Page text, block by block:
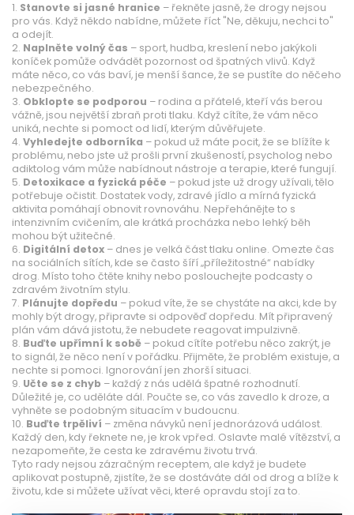
1. Stanovte si jasné hranice – řekněte jasně, že drogy nejsou
pro vás. Když někdo nabídne, můžete říct "Ne, děkuju, nechci to"
a odejít.
2. Naplněte volný čas – sport, hudba, kreslení nebo jakýkoli
koníček pomůže odvádět pozornost od špatných vlivů. Když
máte něco, co vás baví, je menší šance, že se pustíte do něčeho
nebezpečného.
3. Obklopte se podporou – rodina a přátelé, kteří vás berou
vážně, jsou největší zbraň proti tlaku. Když cítíte, že vám něco
uniká, nechte si pomoct od lidí, kterým důvěřujete.
4. Vyhledejte odborníka – pokud už máte pocit, že se blížíte k
problému, nebo jste už prošli první zkušeností, psycholog nebo
adiktolog vám může nabídnout nástroje a terapie, které fungují.
5. Detoxikace a fyzická péče – pokud jste už drogy užívali, tělo
potřebuje očistit. Dostatek vody, zdravé jídlo a mírná fyzická
aktivita pomáhají obnovit rovnováhu. Nepřehánějte to s
intenzivním cvičením, ale krátká procházka nebo lehký běh
mohou být užitečné.
6. Digitální detox – dnes je velká část tlaku online. Omezte čas
na sociálních sítích, kde se často šíří „příležitostné“ nabídky
drog. Místo toho čtěte knihy nebo poslouchejte podcasty o
zdravém životním stylu.
7. Plánujte dopředu – pokud víte, že se chystáte na akci, kde by
mohly být drogy, připravte si odpověď dopředu. Mít připravený
plán vám dává jistotu, že nebudete reagovat impulzivně.
8. Buďte upřímní k sobě – pokud cítíte potřebu něco zakrýt, je
to signál, že něco není v pořádku. Přijměte, že problém existuje, a
nechte si pomoci. Ignorování jen zhorší situaci.
9. Učte se z chyb – každý z nás udělá špatné rozhodnutí.
Důležité je, co uděláte dál. Poučte se, co vás zavedlo k droze, a
vyhněte se podobným situacím v budoucnu.
10. Buďte trpěliví – změna návyků není jednorázová událost.
Každý den, kdy řeknete ne, je krok vpřed. Oslavte malé vítězství, a
nezapomeňte, že cesta ke zdravému životu trvá.
Tyto rady nejsou zázračným receptem, ale když je budete
aplikovat postupně, zjistíte, že se dostáváte dál od drog a blíže k
životu, kde si můžete užívat věci, které opravdu stojí za to.